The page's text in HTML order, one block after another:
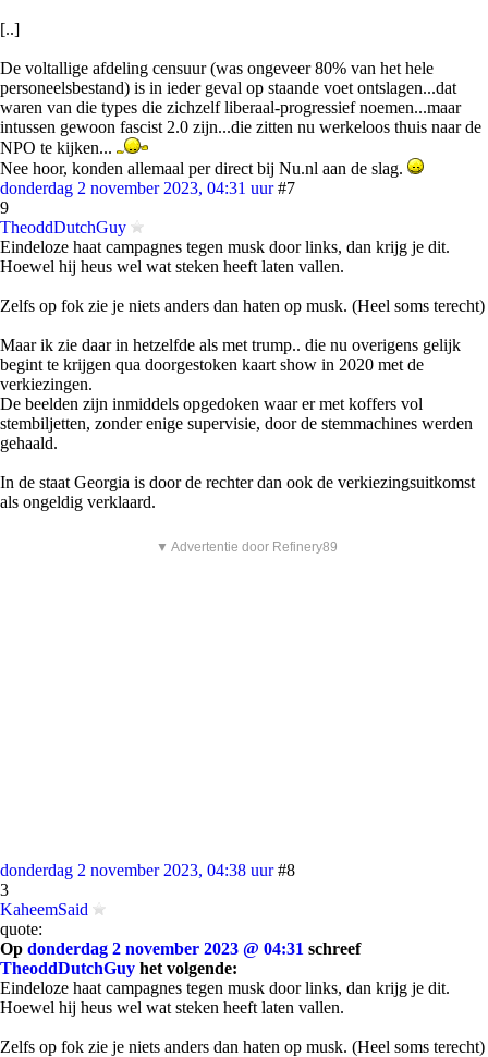
[..]
De voltallige afdeling censuur (was ongeveer 80% van het hele
personeelsbestand) is in ieder geval op staande voet ontslagen...dat
waren van die types die zichzelf liberaal-progressief noemen...maar
intussen gewoon fascist 2.0 zijn...die zitten nu werkeloos thuis naar de
NPO te kijken...
Nee hoor, konden allemaal per direct bij Nu.nl aan de slag.
donderdag 2 november 2023, 04:31 uur #7
9
TheoddDutchGuy
Eindeloze haat campagnes tegen musk door links, dan krijg je dit.
Hoewel hij heus wel wat steken heeft laten vallen.
Zelfs op fok zie je niets anders dan haten op musk. (Heel soms terecht)
Maar ik zie daar in hetzelfde als met trump.. die nu overigens gelijk
begint te krijgen qua doorgestoken kaart show in 2020 met de
verkiezingen.
De beelden zijn inmiddels opgedoken waar er met koffers vol
stembiljetten, zonder enige supervisie, door de stemmachines werden
gehaald.
In de staat Georgia is door de rechter dan ook de verkiezingsuitkomst
als ongeldig verklaard.
▼ Advertentie door Refinery89
donderdag 2 november 2023, 04:38 uur #8
3
KaheemSaid
quote:
Op donderdag 2 november 2023 @ 04:31 schreef
TheoddDutchGuy het volgende:
Eindeloze haat campagnes tegen musk door links, dan krijg je dit.
Hoewel hij heus wel wat steken heeft laten vallen.
Zelfs op fok zie je niets anders dan haten op musk. (Heel soms terecht)